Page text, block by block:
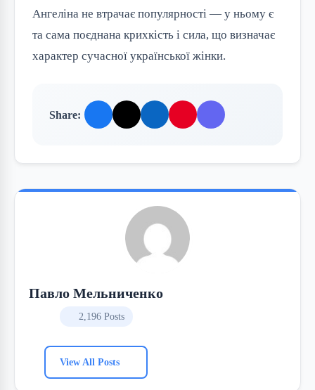
Ангеліна не втрачає популярності — у ньому є
та сама поєднана крихкість і сила, що визначає
характер сучасної української жінки.
Share:
Павло Мельниченко
2,196 Posts
View All Posts